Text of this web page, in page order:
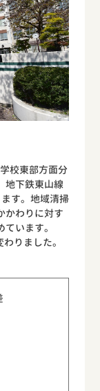
校東部方面分
地下鉄東山線
す。地域清掃
かわりに対す
います。
りました。